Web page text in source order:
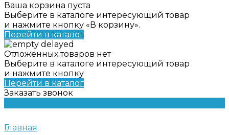
Ваша корзина пуста
Выберите в каталоге интересующий товар
и нажмите кнопку «В корзину».
Перейти в каталог
Отложенных товаров нет
Выберите в каталоге интересующий товар
и нажмите кнопку
Перейти в каталог
Заказать звонок
Главная